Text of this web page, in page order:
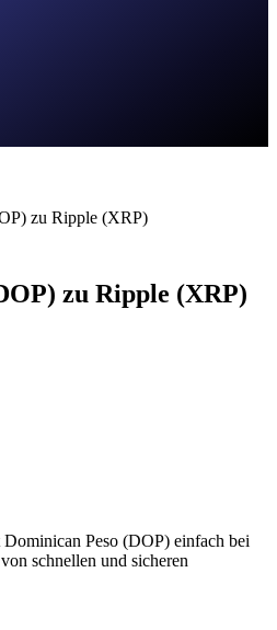
zu Ripple (XRP)
zu Ripple (XRP)
Peso (DOP) einfach bei
schnellen und sicheren